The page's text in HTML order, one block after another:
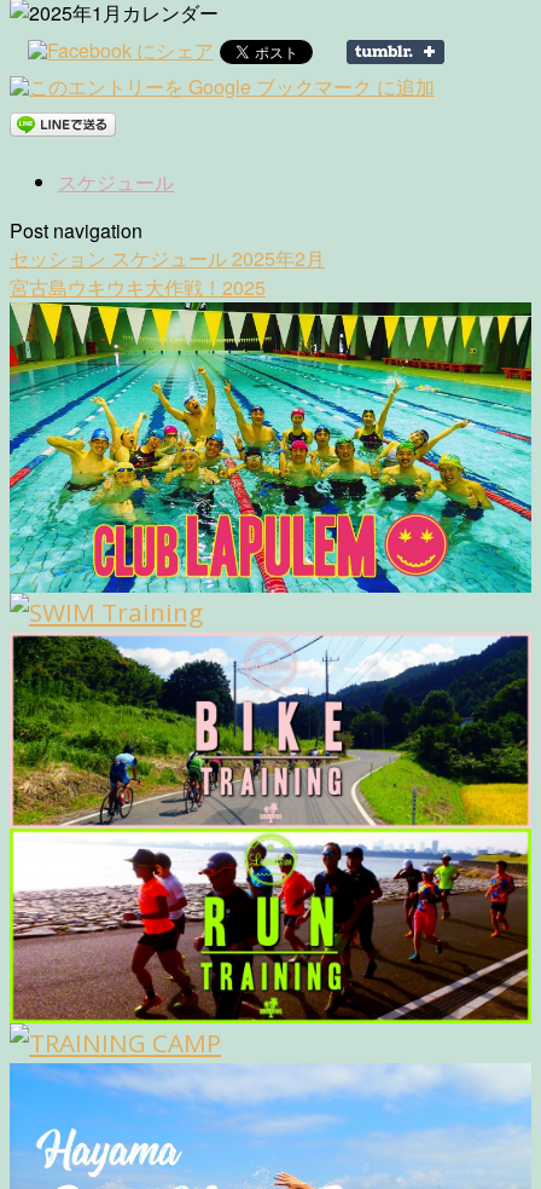
スケジュール
Post navigation
セッション スケジュール 2025年2月
宮古島ウキウキ大作戦！2025